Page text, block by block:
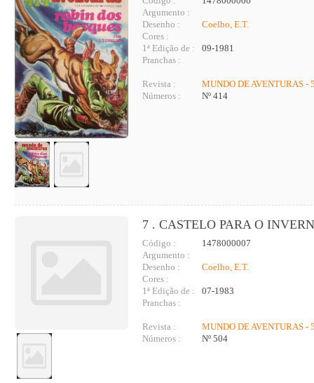
Argumento :
Desenho :
Coelho, E.T.
Cores :
1ª Edição de :
09-1981
Pranchas :
Revista :
MUNDO DE AVENTURAS -
Números :
Nº 414
7 . CASTELO PARA O
Código :
1478000007
Argumento :
Desenho :
Coelho, E.T.
Cores :
1ª Edição de :
07-1983
Pranchas :
Revista :
MUNDO DE AVENTURAS -
Números :
Nº 504